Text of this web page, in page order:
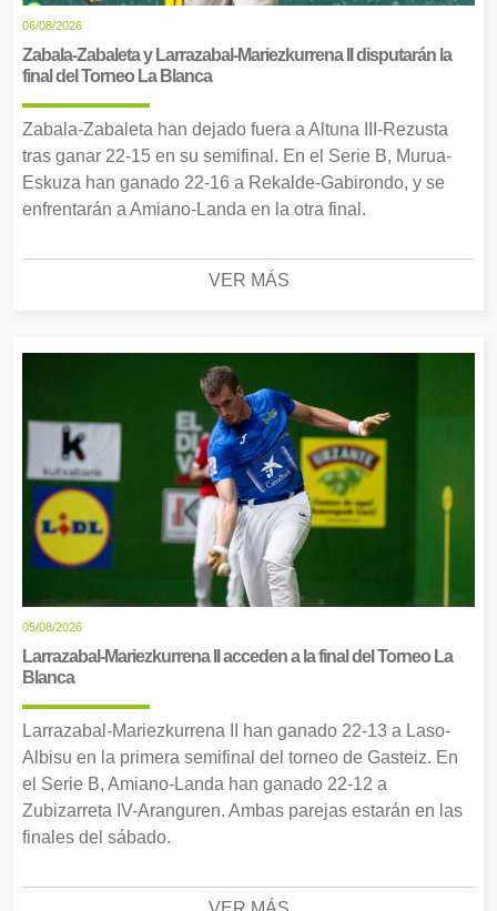
06/08/2026
Zabala-Zabaleta y Larrazabal-Mariezkurrena II disputarán la
final del Torneo La Blanca
Zabala-Zabaleta han dejado fuera a Altuna III-Rezusta
tras ganar 22-15 en su semifinal. En el Serie B, Murua-
Eskuza han ganado 22-16 a Rekalde-Gabirondo, y se
enfrentarán a Amiano-Landa en la otra final.
VER MÁS
05/08/2026
Larrazabal-Mariezkurrena II acceden a la final del Torneo La
Blanca
Larrazabal-Mariezkurrena II han ganado 22-13 a Laso-
Albisu en la primera semifinal del torneo de Gasteiz. En
el Serie B, Amiano-Landa han ganado 22-12 a
Zubizarreta IV-Aranguren. Ambas parejas estarán en las
finales del sábado.